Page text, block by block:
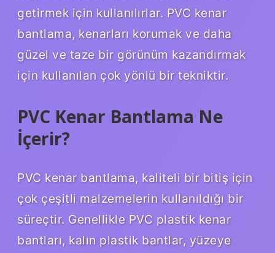
getirmek için kullanılırlar. PVC kenar
bantlama, kenarları korumak ve daha
güzel ve taze bir görünüm kazandırmak
için kullanılan çok yönlü bir tekniktir.
PVC Kenar Bantlama Ne
İçerir?
PVC kenar bantlama, kaliteli bir bitiş için
çok çeşitli malzemelerin kullanıldığı bir
süreçtir. Genellikle PVC plastik kenar
bantları, kalın plastik bantlar, yüzeye